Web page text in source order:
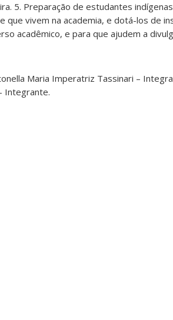
5. Preparação de estudantes indígenas
que vivem na academia, e dotá-los de
acadêmico, e para que ajudem a
Maria Imperatriz Tassinari –
Integrante.